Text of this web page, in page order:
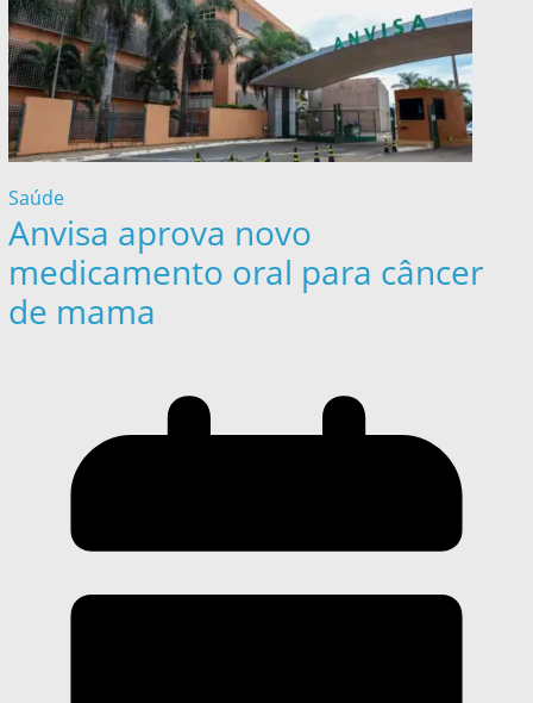
Saúde
Anvisa aprova novo
medicamento oral para câncer
de mama